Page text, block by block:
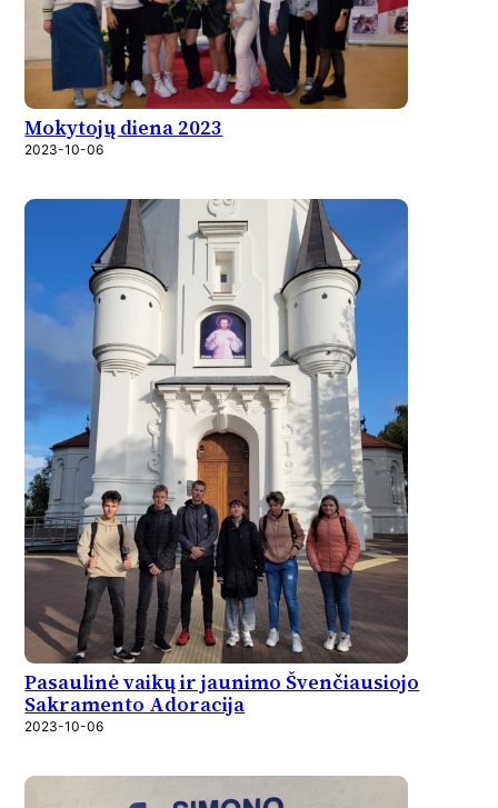
Mokytojų diena 2023
2023-10-06
Pasaulinė vaikų ir jaunimo Švenčiausiojo
Sakramento Adoracija
2023-10-06